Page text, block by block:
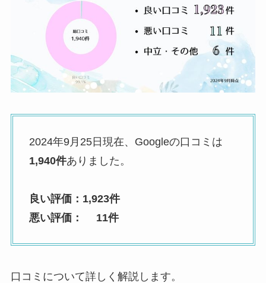
2024年9月25日現在、Googleの口コミは
1,940件ありました。
良い評価：1,923件
悪い評価： 11件
口コミについて詳しく解説します。